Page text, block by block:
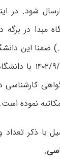
شود. در
مبدا در
ضمنا این
۱۱۹۲۴/۵۲/۱۱/۱۴۰۲
کارشناسی
نموده است.